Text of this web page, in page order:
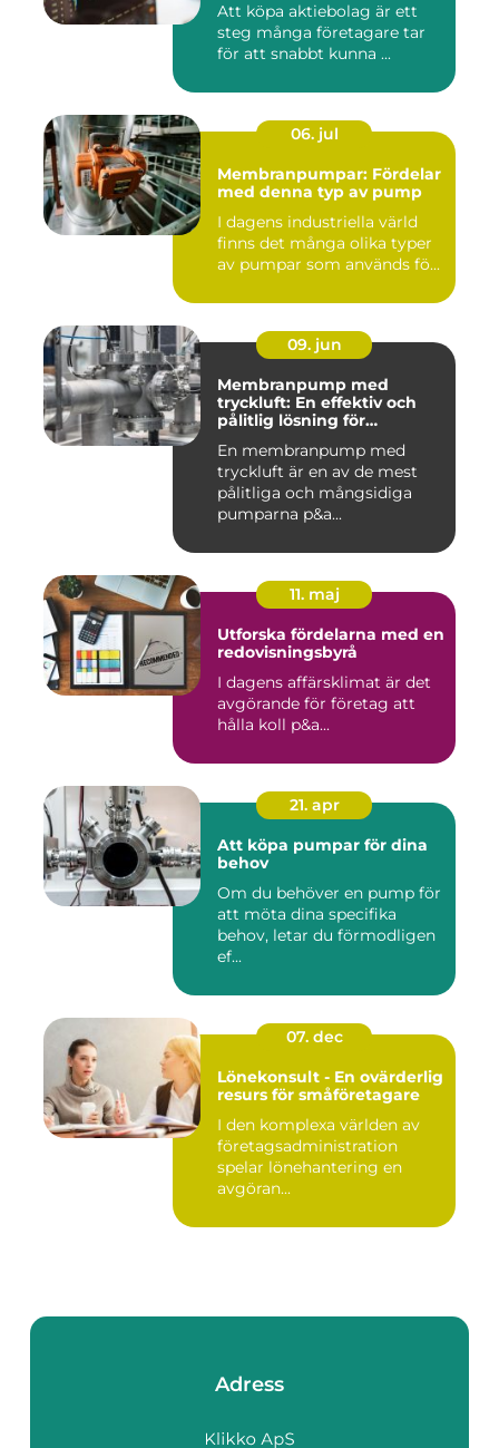
Att köpa aktiebolag är ett
steg många företagare tar
för att snabbt kunna ...
06. jul
Membranpumpar: Fördelar
med denna typ av pump
I dagens industriella värld
finns det många olika typer
av pumpar som används fö...
09. jun
Membranpump med
tryckluft: En effektiv och
pålitlig lösning för
En membranpump med
tryckluft är en av de mest
pålitliga och mångsidiga
pumparna p&a...
11. maj
Utforska fördelarna med en
redovisningsbyrå
I dagens affärsklimat är det
avgörande för företag att
hålla koll p&a...
21. apr
Att köpa pumpar för dina
behov
Om du behöver en pump för
att möta dina specifika
behov, letar du förmodligen
ef...
07. dec
Lönekonsult - En ovärderlig
resurs för småföretagare
I den komplexa världen av
företagsadministration
spelar lönehantering en
avgöran...
Adress